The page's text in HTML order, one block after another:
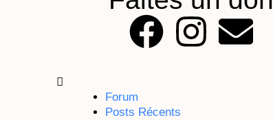
F
c
I
E
Forum
Posts Récents